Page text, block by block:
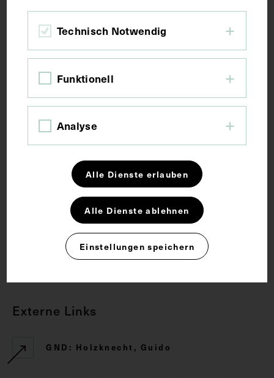
Kurzbeschreibung
Fotografie eines Filmstreifens.
Schlagwörter
Radiologie
CC BY-NC-SA 4.0
Externe Links
GND: Holzknecht, Guido
Technisch Notwendig
Funktionell
Analyse
Alle Dienste erlauben
Alle Dienste ablehnen
Einstellungen speichern